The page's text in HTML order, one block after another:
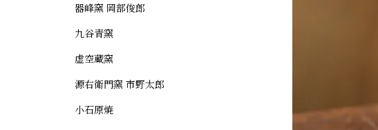
器峰窯 岡部俊郎
九谷青窯
虚空蔵窯
源右衛門窯 市野太郎
小石原焼